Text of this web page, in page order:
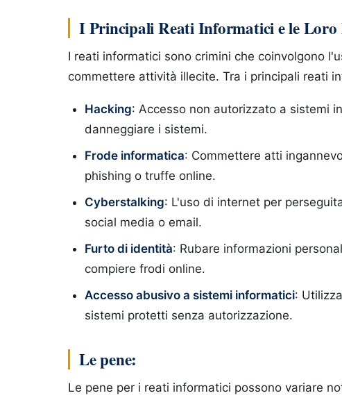
I Principali Reati Informatici e le Loro
I reati informatici sono crimini che coinvolgono
commettere attività illecite. Tra i principali reati
Hacking: Accesso non autorizzato a sistemi
danneggiare i sistemi.
Frode informatica: Commettere atti
phishing o truffe online.
Cyberstalking: L'uso di internet per
social media o email.
Furto di identità: Rubare informazioni
compiere frodi online.
Accesso abusivo a sistemi informatici:
sistemi protetti senza autorizzazione.
Le pene:
Le pene per i reati informatici possono variare